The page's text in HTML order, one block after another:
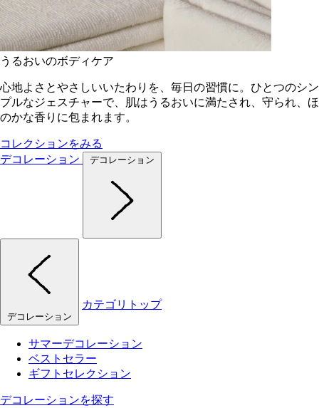
うるおいのボディケア
心地よさとやさしいいたわりを、毎日の習慣に。ひとつのシン
プルなジェスチャーで、肌はうるおいに満たされ、守られ、ほ
のかな香りに包まれます。
コレクションをみる
デコレーション
デコレーション
デコレーション
カテゴリトップ
サマーデコレーション
ベストセラー
ギフトセレクション
デコレーションを探す